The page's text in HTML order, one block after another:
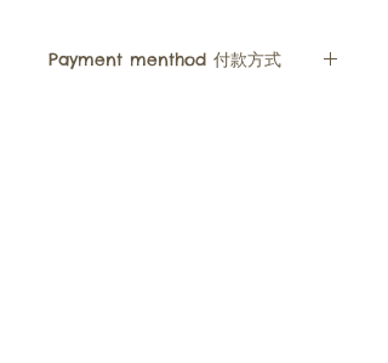
Payment menthod 付款方式